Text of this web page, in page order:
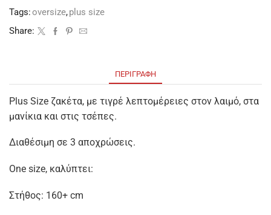
Tags:oversize,plus size
Share:
ΠΕΡΙΓΡΑΦΉ
Plus Size ζακέτα, με τιγρέ λεπτομέρειες στον λαιμό, στα
μανίκια και στις τσέπες.
Διαθέσιμη σε 3 αποχρώσεις.
One size, καλύπτει:
Στήθος: 160+ cm